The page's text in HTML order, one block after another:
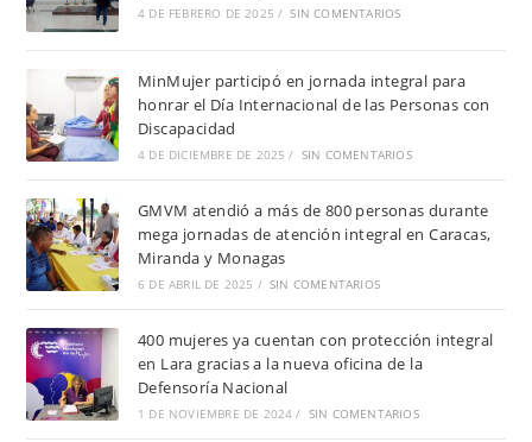
4 DE FEBRERO DE 2025 / SIN COMENTARIOS
MinMujer participó en jornada integral para
honrar el Día Internacional de las Personas con
Discapacidad
4 DE DICIEMBRE DE 2025 / SIN COMENTARIOS
GMVM atendió a más de 800 personas durante
mega jornadas de atención integral en Caracas,
Miranda y Monagas
6 DE ABRIL DE 2025 / SIN COMENTARIOS
400 mujeres ya cuentan con protección integral
en Lara gracias a la nueva oficina de la
Defensoría Nacional
1 DE NOVIEMBRE DE 2024 / SIN COMENTARIOS